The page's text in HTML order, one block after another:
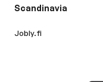
Scandinavia
Jobly.fi